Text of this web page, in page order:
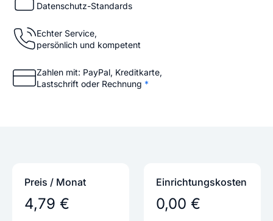
Datenschutz-Standards
Echter Service,
persönlich und kompetent
Zahlen mit: PayPal, Kreditkarte,
Lastschrift oder Rechnung *
Preis / Monat
4,79 €
Einrichtungs­kosten
0,00 €